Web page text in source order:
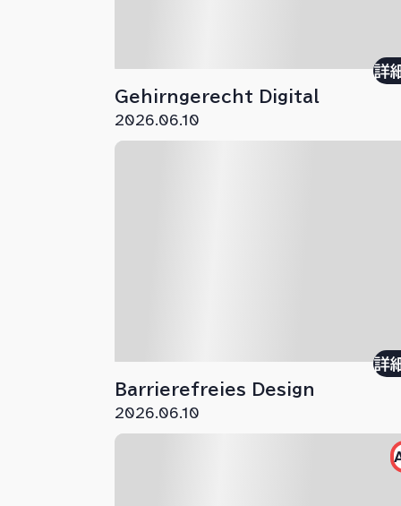
Gehirngerecht Digital
詳
2026.06.10
Barrierefreies Design
詳
2026.06.10